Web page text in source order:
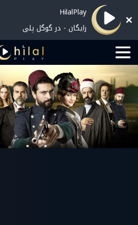
HilalPlay
رایگان - در گوگل پلی